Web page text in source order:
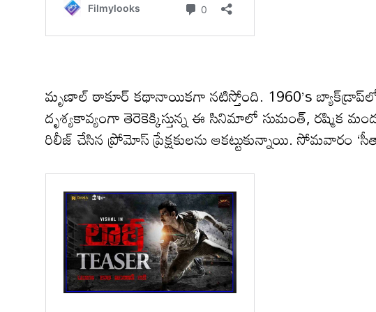
మృణాల్ ఠాకూర్ కథానాయికగా నటిస్తోంది. 1960’s బ్యాక్‌డ్రాప్‌లో
దృశ్యకావ్యంగా తెరెకెక్కిస్తున్న ఈ సినిమాలో సుమంత్, రష్మిక
రిలీజ్ చేసిన ప్రోమోస్ ప్రేక్షకులను ఆకట్టుకున్నాయి. సోమవారం